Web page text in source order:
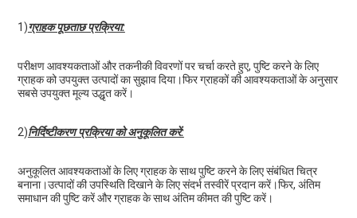
1)ग्राहक पूछताछ प्रक्रिया:
परीक्षण आवश्यकताओं और तकनीकी विवरणों पर चर्चा करते हुए, पुष्टि करने के लिए
ग्राहक को उपयुक्त उत्पादों का सुझाव दिया।फिर ग्राहकों की आवश्यकताओं के अनुसार
सबसे उपयुक्त मूल्य उद्धृत करें।
2)निर्दिष्टीकरण प्रक्रिया को अनुकूलित करें:
अनुकूलित आवश्यकताओं के लिए ग्राहक के साथ पुष्टि करने के लिए संबंधित चित्र
बनाना।उत्पादों की उपस्थिति दिखाने के लिए संदर्भ तस्वीरें प्रदान करें।फिर, अंतिम
समाधान की पुष्टि करें और ग्राहक के साथ अंतिम कीमत की पुष्टि करें।